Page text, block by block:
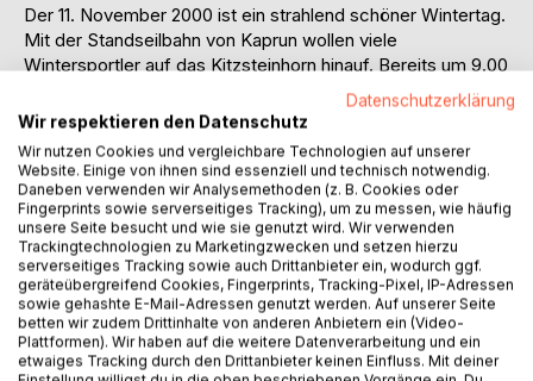
Der 11. November 2000 ist ein strahlend schöner Wintertag.
Mit der Standseilbahn von Kaprun wollen viele
Wintersportler auf das Kitzsteinhorn hinauf. Bereits um 9.00
Uhr fahren Skitouristen aus aller Herren Länder in der voll
besetzten Standseilbahn von der Talstation ab.
Zwei Minuten später bleibt der Zug plötzlich im Tunnel
stehen. Im hinteren Teil der 'Kitzsteingams' bricht ein Feuer
aus: 12 Menschen können sich retten, indem sie zu Tal
rennen, 155 Menschen sterben bei dem Versuch, den
Tunnel hinaufzulaufen. Fünf weitere kommen im
entgegenkommenden Gletscherdrachen' und im
Alpincenter ums Leben.
Wer ist schuld an dem schrecklichen Unglück? Beim
Prozess in Salzburg, wo 16 Personen angeklagt sind, gibt
es viele Pannen. Zuerst wird der Hauptgutachter von den
Datenschutzerklärung
Wir respektieren den Datenschutz
Wir nutzen Cookies und vergleichbare Technologien auf unserer
Website. Einige von ihnen sind essenziell und technisch notwendig.
Daneben verwenden wir Analysemethoden (z. B. Cookies oder
Fingerprints sowie serverseitiges Tracking), um zu messen, wie häufig
unsere Seite besucht und wie sie genutzt wird. Wir verwenden
Trackingtechnologien zu Marketingzwecken und setzen hierzu
serverseitiges Tracking sowie auch Drittanbieter ein, wodurch ggf.
geräteübergreifend Cookies, Fingerprints, Tracking-Pixel, IP-Adressen
sowie gehashte E-Mail-Adressen genutzt werden. Auf unserer Seite
betten wir zudem Drittinhalte von anderen Anbietern ein (Video-
Plattformen). Wir haben auf die weitere Datenverarbeitung und ein
etwaiges Tracking durch den Drittanbieter keinen Einfluss. Mit deiner